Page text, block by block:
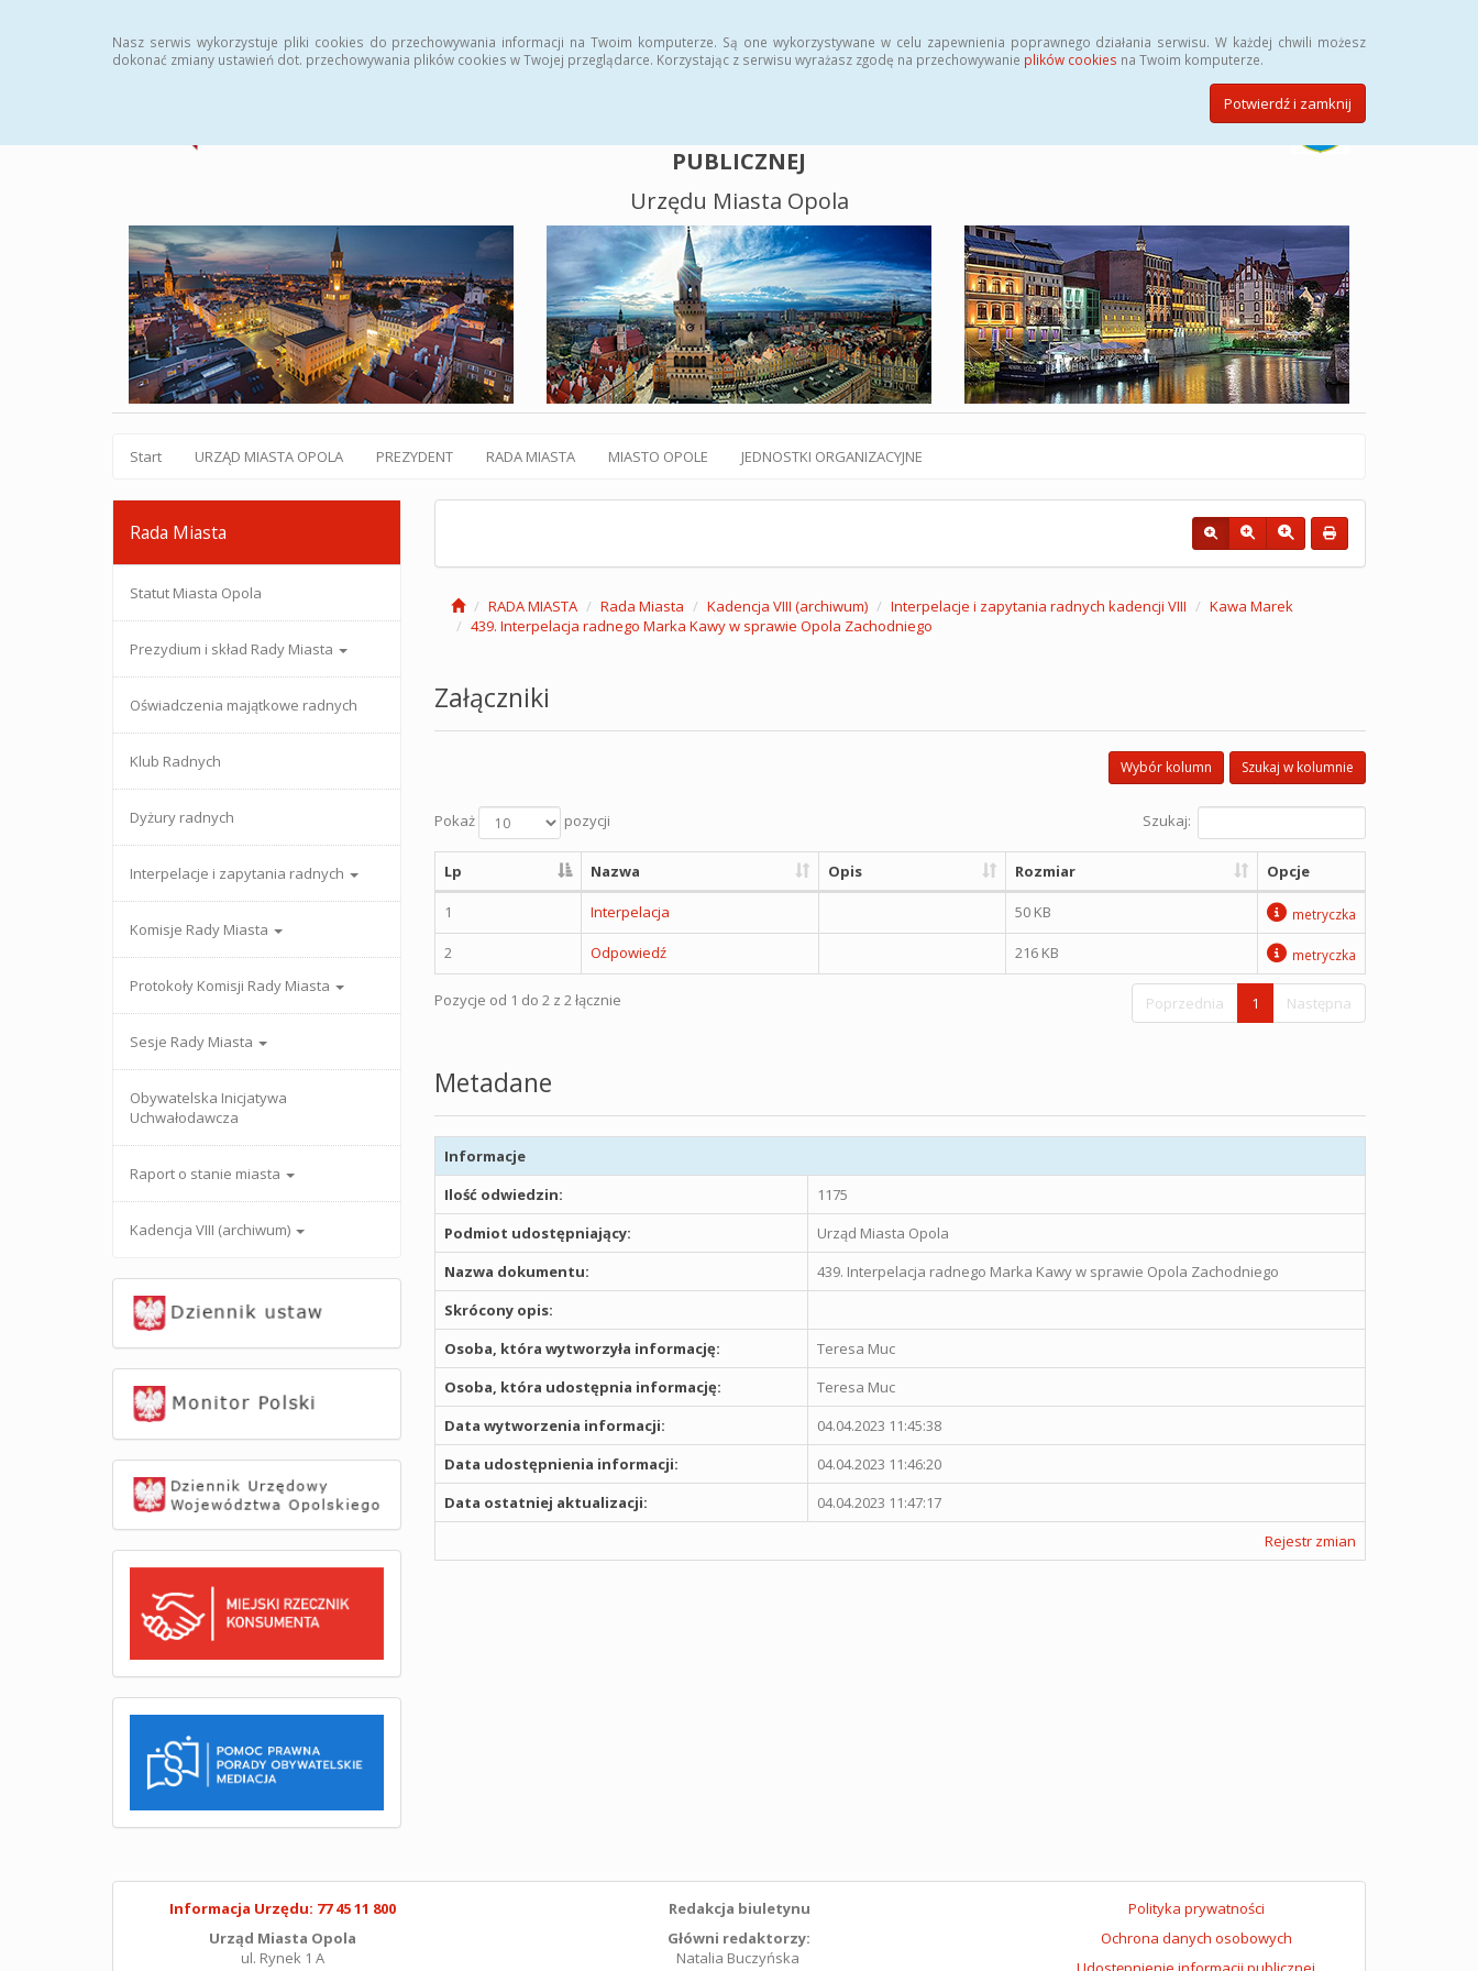
Nasz serwis wykorzystuje pliki cookies do przechowywania informacji na Twoim komputerze. Są one wykorzystywane w celu zapewnienia poprawnego działania serwisu. W każdej chwili możesz
dokonać zmiany ustawień dot. przechowywania plików cookies w Twojej przeglądarce. Korzystając z serwisu wyrażasz zgodę na przechowywanie plików cookies na Twoim komputerze.
Potwierdź i zamknij
PUBLICZNEJ
Urzędu Miasta Opola
Start URZĄD MIASTA OPOLA PREZYDENT RADA MIASTA MIASTO OPOLE JEDNOSTKI ORGANIZACYJNE
Rada Miasta
Statut Miasta Opola
Prezydium i skład Rady Miasta
Oświadczenia majątkowe radnych
Klub Radnych
Dyżury radnych
Interpelacje i zapytania radnych
Komisje Rady Miasta
Protokoły Komisji Rady Miasta
Sesje Rady Miasta
Obywatelska Inicjatywa
Uchwałodawcza
Raport o stanie miasta
Kadencja VIII (archiwum)
RADA MIASTA Rada Miasta Kadencja VIII (archiwum) Interpelacje i zapytania radnych kadencji VIII
Kawa Marek
439. Interpelacja radnego Marka Kawy w sprawie Opola Zachodniego
Załączniki
Szukaj w kolumnie
Wybór kolumn
Pokaż pozycji Szukaj:
Lp Nazwa Opis Rozmiar Opcje
1 Interpelacja 50 KB metryczka
2 Odpowiedź 216 KB metryczka
Pozycje od 1 do 2 z 2 łącznie Poprzednia 1 Następna
Metadane
Informacje
Ilość odwiedzin:
1175
Podmiot udostępniający:
Urząd Miasta Opola
Nazwa dokumentu:
439. Interpelacja radnego Marka Kawy w sprawie Opola Zachodniego
Skrócony opis:
Osoba, która wytworzyła informację:
Teresa Muc
Osoba, która udostępnia informację:
Teresa Muc
Data wytworzenia informacji:
04.04.2023 11:45:38
Data udostępnienia informacji:
04.04.2023 11:46:20
Data ostatniej aktualizacji:
04.04.2023 11:47:17
Rejestr zmian
Informacja Urzędu: 77 45 11 800
Urząd Miasta Opola
ul. Rynek 1 A
Redakcja biuletynu
Główni redaktorzy:
Natalia Buczyńska
Polityka prywatności
Ochrona danych osobowych